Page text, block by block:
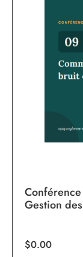
Gestion
Comment
$0.00